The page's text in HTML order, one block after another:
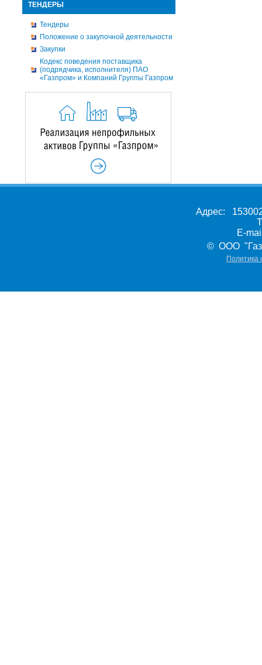
ТЕНДЕРЫ
Тендеры
Положение о закупочной деятельности
Закупки
Кодекс поведения поставщика
(подрядчика, исполнителя) ПАО
«Газпром» и Компаний Группы Газпром
Адрес:
E-
© ООО
Политика